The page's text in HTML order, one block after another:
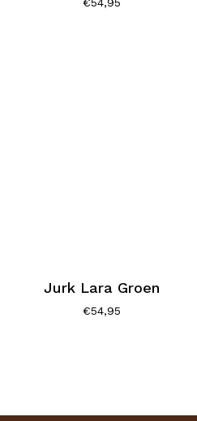
€54,95
Jurk Lara Groen
€54,95